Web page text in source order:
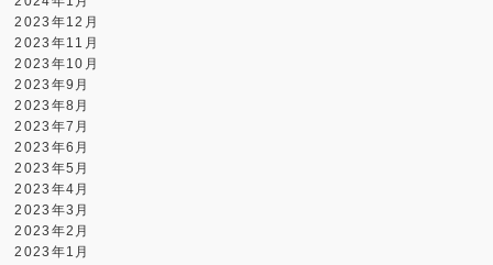
2023年12月
2023年11月
2023年10月
2023年9月
2023年8月
2023年7月
2023年6月
2023年5月
2023年4月
2023年3月
2023年2月
2023年1月